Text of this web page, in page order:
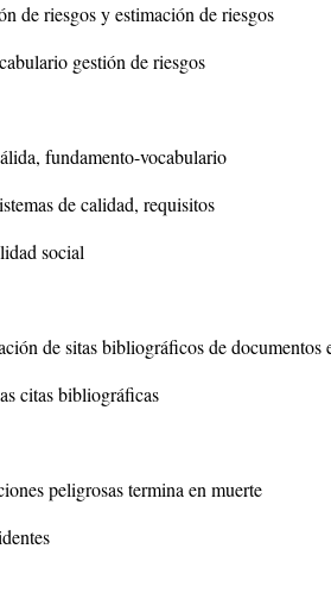
de riesgos y estimación de riesgos
gestión de riesgos
fundamento-vocabulario
de calidad, requisitos
social
de sitas bibliográficos de documentos
citas bibliográficas
peligrosas termina en muerte